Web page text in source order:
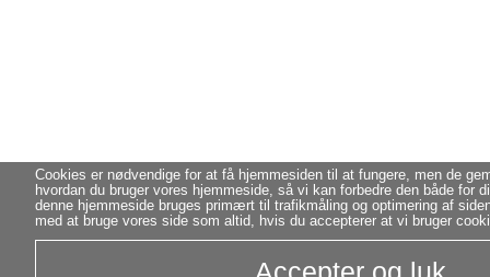
Cookies er nødvendige for at få hjemmesiden til at fungere, men de
hvordan du bruger vores hjemmeside, så vi kan forbedre den både for
denne hjemmeside bruges primært til trafikmåling og optimering af
med at bruge vores side som altid, hvis du accepterer at vi bruger